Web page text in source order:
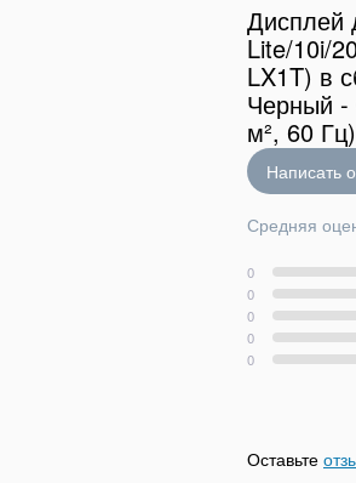
Дисплей
Lite/10i/
LX1T) в
Черный -
м², 60
Написать
Средняя
0
0
0
0
0
Оставьте